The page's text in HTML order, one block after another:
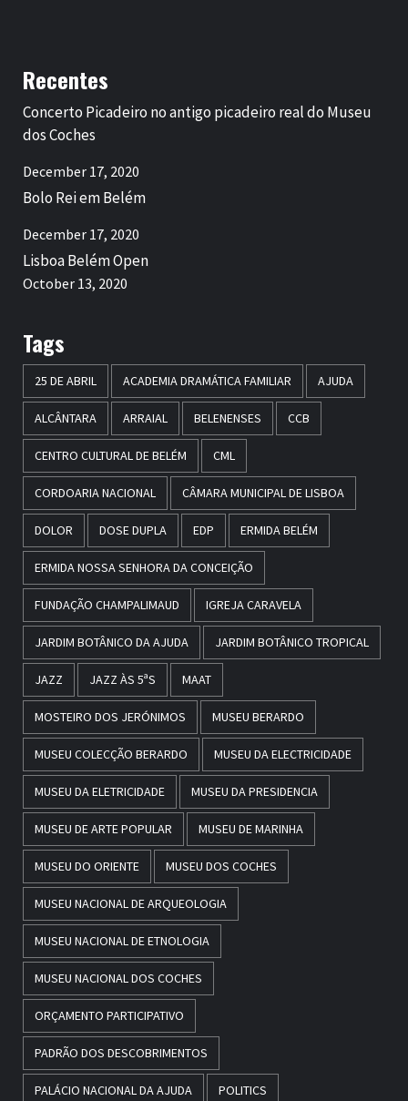
Recentes
Concerto Picadeiro no antigo picadeiro real do Museu
dos Coches
December 17, 2020
Bolo Rei em Belém
December 17, 2020
Lisboa Belém Open
October 13, 2020
Tags
25 DE ABRIL ACADEMIA DRAMÁTICA FAMILIAR AJUDA
ALCÂNTARA ARRAIAL BELENENSES CCB
CENTRO CULTURAL DE BELÉM CML
CORDOARIA NACIONAL CÂMARA MUNICIPAL DE LISBOA
DOLOR DOSE DUPLA EDP ERMIDA BELÉM
ERMIDA NOSSA SENHORA DA CONCEIÇÃO
FUNDAÇÃO CHAMPALIMAUD IGREJA CARAVELA
JARDIM BOTÂNICO DA AJUDA JARDIM BOTÂNICO TROPICAL
JAZZ JAZZ ÀS 5ªS MAAT
MOSTEIRO DOS JERÓNIMOS MUSEU BERARDO
MUSEU COLECÇÃO BERARDO MUSEU DA ELECTRICIDADE
MUSEU DA ELETRICIDADE MUSEU DA PRESIDENCIA
MUSEU DE ARTE POPULAR MUSEU DE MARINHA
MUSEU DO ORIENTE MUSEU DOS COCHES
MUSEU NACIONAL DE ARQUEOLOGIA
MUSEU NACIONAL DE ETNOLOGIA
MUSEU NACIONAL DOS COCHES
ORÇAMENTO PARTICIPATIVO
PADRÃO DOS DESCOBRIMENTOS
PALÁCIO NACIONAL DA AJUDA POLITICS